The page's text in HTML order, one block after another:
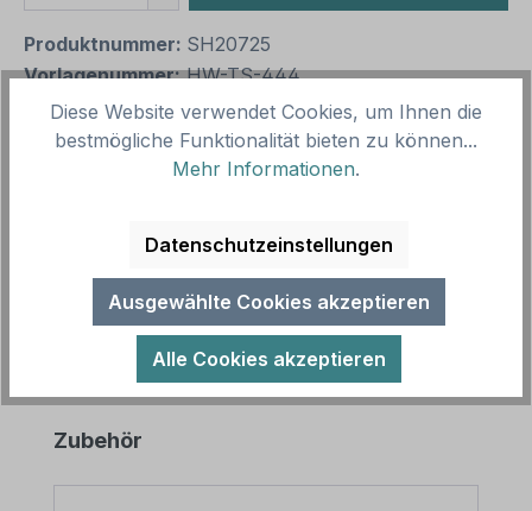
Produktnummer: SH20725
Vorlagenummer: HW-TS-444
Beschreibung
Wunschtext Merkmale des Hinwei…Mehr
Produktgalerie überspringen
Zubehör
Diese Website verwendet Cookies, um Ihnen die
bestmögliche Funktionalität bieten zu können...
Mehr Informationen.
Datenschutzeinstellungen
Ausgewählte Cookies akzeptieren
Alle Cookies akzeptieren